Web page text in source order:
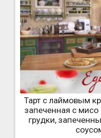
Тарт с лаймовым
запеченная с
грудки,